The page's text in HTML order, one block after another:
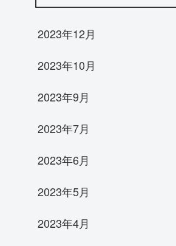
2023年12月
2023年10月
2023年9月
2023年7月
2023年6月
2023年5月
2023年4月